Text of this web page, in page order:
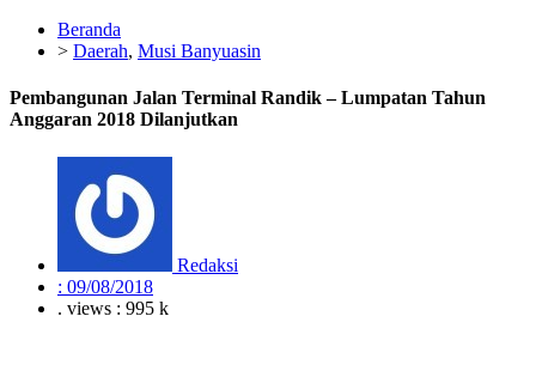
Beranda
> Daerah, Musi Banyuasin
Pembangunan Jalan Terminal Randik – Lumpatan Tahun
Anggaran 2018 Dilanjutkan
Redaksi
: 09/08/2018
. views : 995 k